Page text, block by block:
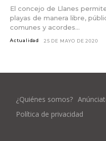
El concejo de Llanes
playas de manera libre,
comunes y acordes...
Actualidad 25 DE MAYO DE 2020
¿Quiénes somos?
Política de privacidad